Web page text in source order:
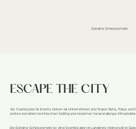
Domäne Schickelsheim
ESCAPE THE CITY
Als Countryside für Events bieten wir Unternehmen und Teams Ruhe, Fokus und
professionellem technischen Setting und moderner Veranstaltungs-Infrastruktur.
Die Domäne Schickelsheim ist eine Eventlocation im Landkreis Helmstedt im